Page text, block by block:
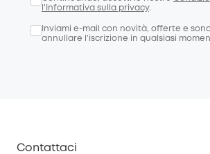
l'Informativa sulla privacy.
Inviami e-mail con novità, offerte e
annullare l’iscrizione in qualsiasi
Contattaci